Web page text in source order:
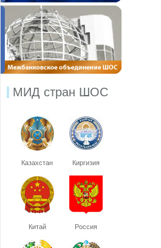
МИД стран ШОС
Казахстан Киргизия
Китай Россия